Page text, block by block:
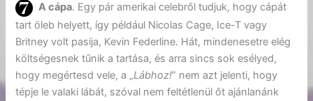
A cápa. Egy pár amerikai celebről tudjuk, hogy cápát
tart öleb helyett, így például Nicolas Cage, Ice-T vagy
Britney volt pasija, Kevin Federline. Hát, mindenesetre elég
költségesnek tűnik a tartása, és arra sincs sok esélyed,
hogy megértesd vele, a „Lábhoz!” nem azt jelenti, hogy
tépje le valaki lábát, szóval nem feltétlenül őt ajánlanánk